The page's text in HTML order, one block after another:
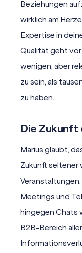
Beziehungen
wirklich am
Expertise in
Qualität geht
wenigen, aber
zu sein, als
zu haben.
Die
Marius glaubt,
Zukunft seltener
Meetings und
hingegen Chats
B2B-Bereich